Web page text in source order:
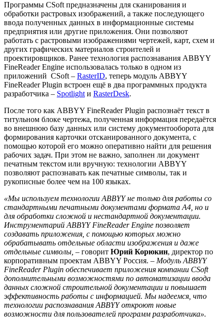
Программы CSoft предназначены для сканирования и
обработки растровых изображений, а также последующего
ввода полученных данных в информационные системы
предприятия или другие приложения. Они позволяют
работать с растровыми изображениями чертежей, карт, схем и
других графических материалов строителей и
проектировщиков. Ранее технология распознавания ABBYY
FineReader Engine использовалась только в одном из
приложений CSoft – RasterID, теперь модуль ABBYY
FineReader Plugin встроен ещё в два программных продукта
разработчика – Spotlight и RasterDesk. ­
После того как ABBYY FineReader Plugin распознаёт текст в
титульном блоке чертежа, полученная информация передаётся
во внешнюю базу данных или систему документооборота для
формирования карточки отсканированного документа, с
помощью которой его можно оперативно найти для решения
рабочих задач. При этом не важно, заполнен ли документ
печатным текстом или вручную: технологии ABBYY
позволяют распознавать как печатные символы, так и
рукописные более чем на 100 языках.
«Мы используем технологии ABBYY не только для работы со
стандартными печатными документами формата A4, но и
для обработки сложной и нестандартной документации.
Инструментарий ABBYY FineReader Engine позволяет
создавать приложения, с помощью которых можно
обрабатывать отдельные области изображения и даже
отдельные символы, – говорит Юрий Корюкин, директор по
корпоративным проектам ABBYY Россия. – Модуль ABBYY
FineReader Plugin обеспечивает приложения компании CSoft
дополнительными возможностями по автоматизации ввода
данных сложной строительной документации и повышает
эффективность работы с информацией. Мы надеемся, что
технологии распознавания ABBYY откроют новые
возможности для пользователей программ разработчика».